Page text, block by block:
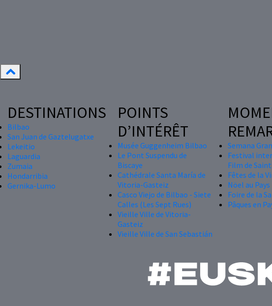
DESTINATIONS
Bilbao
San Juan de Gaztelugatxe
Lekeitio
Laguardia
Zumaia
Hondarribia
Gernika-Lumo
POINTS
D’INTÉRÊT
Musée Guggenheim Bilbao
Le Pont Suspendu de
Biscaye
Cathédrale Santa María de
Vitoria-Gasteiz
Casco Viejo de Bilbao - Siete
Calles (Les Sept Rues)
Vieille Ville de Vitoria-
Gasteiz
Vieille Ville de San Sebastián
Semana
Festival
Film de
Fêtes de la
Nöel au Pays
Foire de la
Pâques en